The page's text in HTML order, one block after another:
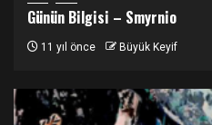
Günün Bilgisi – Smyrnio
11 yıl önce Büyük Keyif